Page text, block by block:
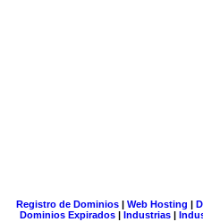
Registro de Dominios| Web Hosting |
Dominios Expirados | Industrias |